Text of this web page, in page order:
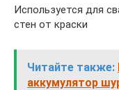
Используется для
стен от краски
Читайте также:
аккумулятор